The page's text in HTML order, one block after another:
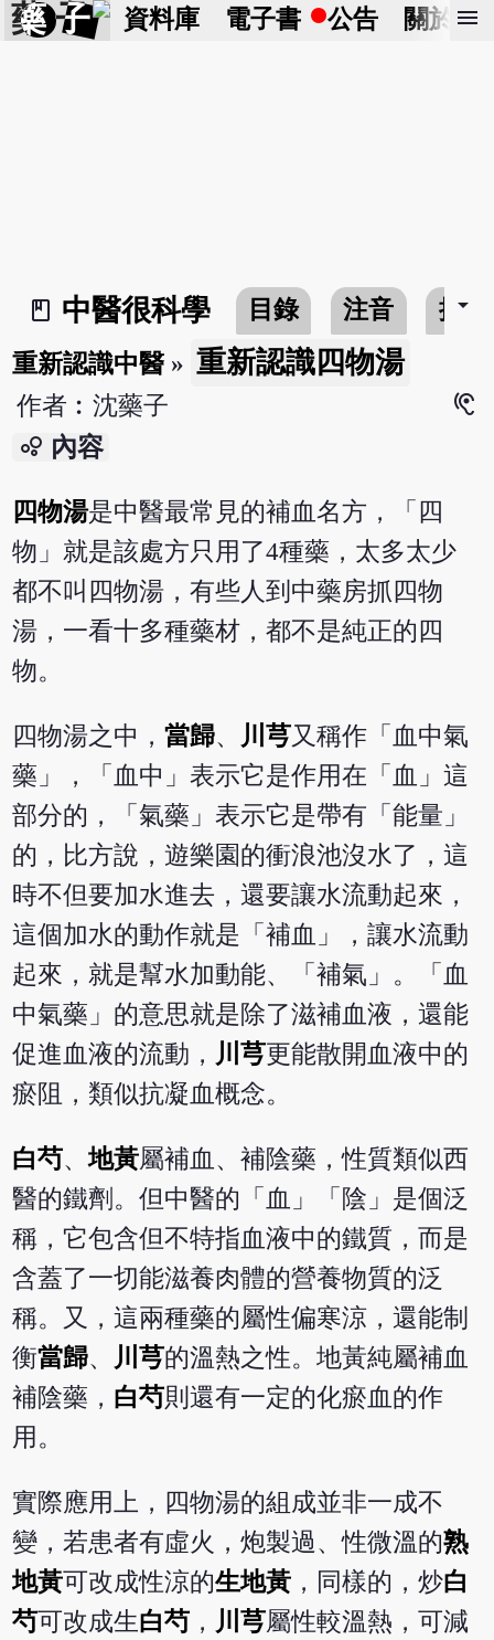
藥 子 資料庫 電子書 公告 關於 menu
book_2
中醫很科學 目錄 注音 搜尋
arrow_drop_down
重新認識中醫 » 重新認識四物湯
作者︰沈藥子
hearing
bubble_chart 內容
四物湯是中醫最常見的補血名方，「四
物」就是該處方只用了4種藥，太多太少
都不叫四物湯，有些人到中藥房抓四物
湯，一看十多種藥材，都不是純正的四
物。
四物湯之中，當歸、 川芎又稱作「血中氣
藥」，「血中」表示它是作用在「血」這
部分的，「氣藥」表示它是帶有「能量」
的，比方說，遊樂園的衝浪池沒水了，這
時不但要加水進去，還要讓水流動起來，
這個加水的動作就是「補血」，讓水流動
起來，就是幫水加動能、「補氣」。「血
中氣藥」的意思就是除了滋補血液，還能
促進血液的流動， 川芎更能散開血液中的
瘀阻，類似抗凝血概念。
白芍、地黃屬補血、補陰藥，性質類似西
醫的鐵劑。但中醫的「血」「陰」是個泛
稱，它包含但不特指血液中的鐵質，而是
含蓋了一切能滋養肉體的營養物質的泛
稱。又，這兩種藥的屬性偏寒涼，還能制
衡當歸、 川芎的溫熱之性。地黃純屬補血
補陰藥， 白芍則還有一定的化瘀血的作
用。
實際應用上，四物湯的組成並非一成不
變，若患者有虛火，炮製過、性微溫的熟
地黃可改成性涼的生地黃 ，同樣的，炒白
芍可改成生白芍 ， 川芎屬性較溫熱，可減